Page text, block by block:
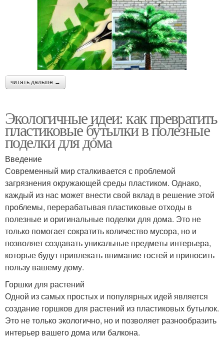
читать дальше →
Экологичные идеи: как превратить
пластиковые бутылки в полезные
поделки для дома
Введение
Современный мир сталкивается с проблемой
загрязнения окружающей среды пластиком. Однако,
каждый из нас может внести свой вклад в решение этой
проблемы, перерабатывая пластиковые отходы в
полезные и оригинальные поделки для дома. Это не
только помогает сократить количество мусора, но и
позволяет создавать уникальные предметы интерьера,
которые будут привлекать внимание гостей и приносить
пользу вашему дому.
Горшки для растений
Одной из самых простых и популярных идей является
создание горшков для растений из пластиковых бутылок.
Это не только экологично, но и позволяет разнообразить
интерьер вашего дома или балкона.